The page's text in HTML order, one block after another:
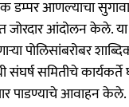
डम्पर आणल्याचा
जोरदार आंदोलन केले.
पोलिसांबरोबर
संघर्ष समितीचे
पाडण्याचे आवाहन केले.